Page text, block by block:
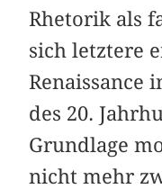
Rhetorik als
sich letztere
Renaissance
des 20.
Grundlage
nicht mehr